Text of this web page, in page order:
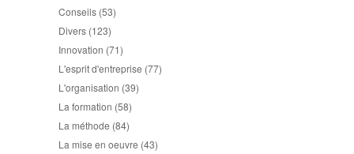
Conseils (53)
Divers (123)
Innovation (71)
L'esprit d'entreprise (77)
L'organisation (39)
La formation (58)
La méthode (84)
La mise en oeuvre (43)